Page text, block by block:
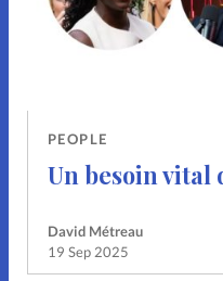
PEOPLE
Un besoin vital
David Métreau
19 Sep 2025